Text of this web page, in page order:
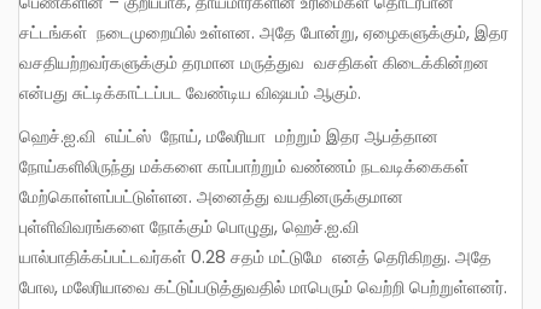
சட்டங்கள் நடைமுறையில் உள்ளன. அதே போன்று, ஏழைகளுக்கும், இதர
வசதியற்றவர்களுக்கும் தரமான மருத்துவ வசதிகள் கிடைக்கின்றன
என்பது சுட்டிக்காட்டப்பட வேண்டிய விஷயம் ஆகும்.
ஹெச்.ஐ.வி எய்ட்ஸ் நோய், மலேரியா மற்றும் இதர ஆபத்தான
நோய்களிலிருந்து மக்களை காப்பாற்றும் வண்ணம் நடவடிக்கைகள்
மேற்கொள்ளப்பட்டுள்ளன. அனைத்து வயதினருக்குமான
புள்ளிவிவரங்களை நோக்கும் பொழுது, ஹெச்.ஐ.வி
யால்பாதிக்கப்பட்டவர்கள் 0.28 சதம் மட்டுமே எனத் தெரிகிறது. அதே
போல, மலேரியாவை கட்டுப்படுத்துவதில் மாபெரும் வெற்றி பெற்றுள்ளனர்.